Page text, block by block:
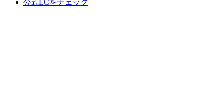
公式ECをチェック